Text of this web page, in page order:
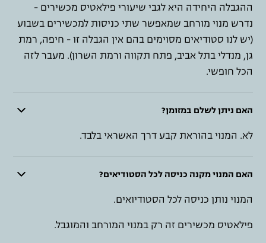
ההגבלה היחידה היא לגבי שיעורי פילאטיס מכשירים -
נדרש מנוי מורחב שמאפשר שתי כניסות למכשירים בשבוע
(יש לנו סטודיאים מסוימים בהם אין הגבלה זו - חיפה, רמת
גן, מנדלי בתל אביב, פתח תקווה ורמת השרון). מעבר לזה
הכל חופשי.
האם ניתן לשלם במזומן?
לא. המנוי בהוראת קבע דרך האשראי בלבד.
האם המנוי מקנה כניסה לכל הסטודיאים?
המנוי נותן כניסה לכל הסטודיואים.
פילאטיס מכשירים זה רק במנוי המורחב והמוגבל.